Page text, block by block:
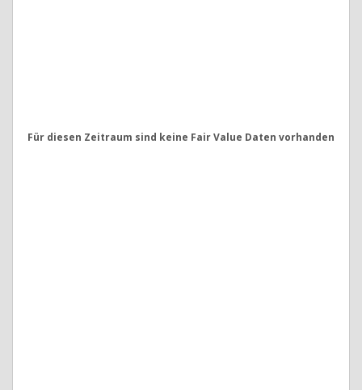
Für diesen Zeitraum sind keine Fair Value Daten vorhanden